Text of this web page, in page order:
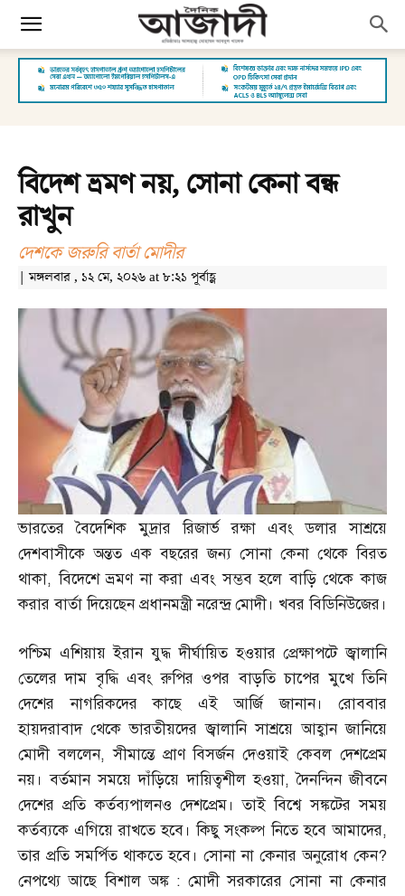
বিদেশ ভ্রমণ নয়, সোনা কেনা বন্ধ
রাখুন
দেশকে জরুরি বার্তা মোদীর
| মঙ্গলবার , ১২ মে, ২০২৬ at ৮:২১ পূর্বাহ্ণ
ভারতের বৈদেশিক মুদ্রার রিজার্ভ রক্ষা এবং ডলার সাশ্রয়ে
দেশবাসীকে অন্তত এক বছরের জন্য সোনা কেনা থেকে বিরত
থাকা,বিদেশে ভ্রমণ না করা এবং সম্ভব হলে বাড়ি থেকে কাজ
করার বার্তা দিয়েছেন প্রধানমন্ত্রী নরেন্দ্র মোদী। খবর বিডিনিউজের।
পশ্চিম এশিয়ায় ইরান যুদ্ধ দীর্ঘায়িত হওয়ার প্রেক্ষাপটে জ্বালানি
তেলের দাম বৃদ্ধি এবং রুপির ওপর বাড়তি চাপের মুখে তিনি
দেশের নাগরিকদের কাছে এই আর্জি জানান। রোববার
হায়দরাবাদ থেকে ভারতীয়দের জ্বালানি সাশ্রয়ে আহ্বান জানিয়ে
মোদী বললেন,সীমান্তে প্রাণ বিসর্জন দেওয়াই কেবল দেশপ্রেম
নয়। বর্তমান সময়ে দাঁড়িয়ে দায়িত্বশীল হওয়া,দৈনন্দিন জীবনে
দেশের প্রতি কর্তব্যপালনও দেশপ্রেম। তাই বিশ্বে সঙ্কটের সময়
কর্তব্যকে এগিয়ে রাখতে হবে। কিছু সংকল্প নিতে হবে আমাদের,
তার প্রতি সমর্পিত থাকতে হবে। সোনা না কেনার অনুরোধ কেন?
নেপথ্যে আছে বিশাল অঙ্ক : মোদী সরকারের সোনা না কেনার